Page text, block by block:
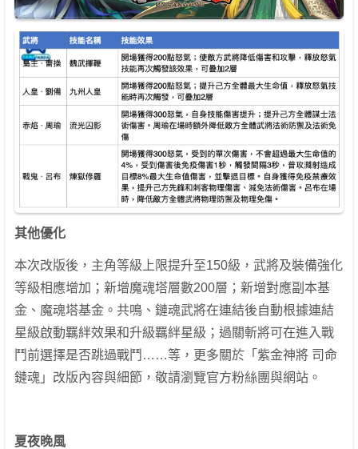
其他優化
本次改版後，主角等級上限提升至150級，武將及裝備強化
等級相應增加；新增魔魂塔層數200層；新增對應副本基
金、魔魂塔基金。共鳴、鏈魂武將在連結後自動根據連結
星級啟動羈絆效果和升級羈絆星級；過關斬將可在進入戰
鬥前選擇是否跳過戰鬥……等，更多關於「紫金神將 司命
鏈魂」改版內容與細節，敬請瀏覽官方粉絲團與網站。
夏夜晚風